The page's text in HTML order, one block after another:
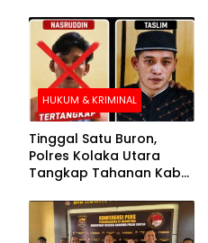
HUKUM & KRIMINAL
Tinggal Satu Buron,
Polres Kolaka Utara
Tangkap Tahanan Kabur
Pengejaran